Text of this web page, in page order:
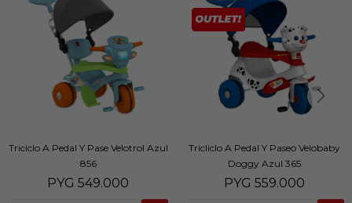
Triciclo A Pedal Y Pase Velotrol Azul
856
PYG 549.000
Tricliclo A Pedal Y Paseo Velobaby
Doggy Azul 365
PYG 559.000